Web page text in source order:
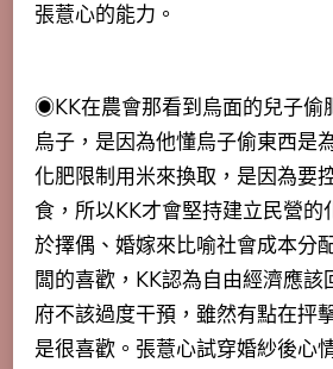
張薏心的能力。
◉KK在農會那看到烏面的兒子偷
烏子，是因為他懂烏子偷東西是
化肥限制用米來換取，是因為要
食，所以KK才會堅持建立民營的
於擇偶、婚嫁來比喻社會成本分
闆的喜歡，KK認為自由經濟應該
府不該過度干預，雖然有點在抨
是很喜歡。 張薏心試穿婚紗後心